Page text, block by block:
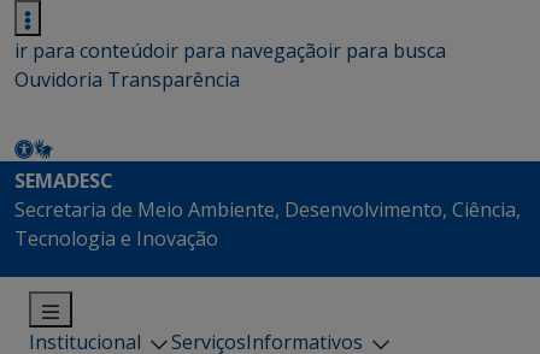
ir para conteúdoir para navegaçãoir para busca
Ouvidoria Transparência
SEMADESC
Secretaria de Meio Ambiente, Desenvolvimento, Ciência,
Tecnologia e Inovação
Institucional ServiçosInformativos